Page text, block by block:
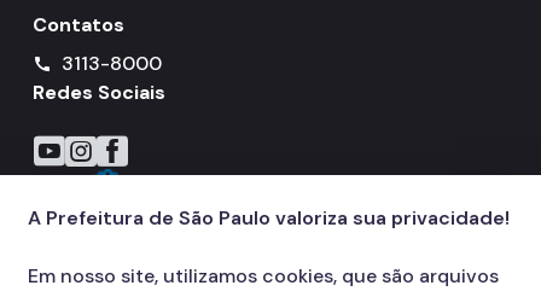
Contatos
call
3113-8000
Redes Sociais
Icone do YouTube
Icone do Instagram
Icone do Facebook
A Prefeitura de São Paulo valoriza sua privacidade!
Em nosso site, utilizamos cookies, que são arquivos